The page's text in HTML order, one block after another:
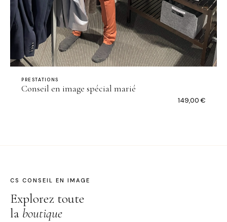
PRESTATIONS
Conseil en image spécial marié
149,00€
CS CONSEIL EN IMAGE
Explorez toute
la boutique